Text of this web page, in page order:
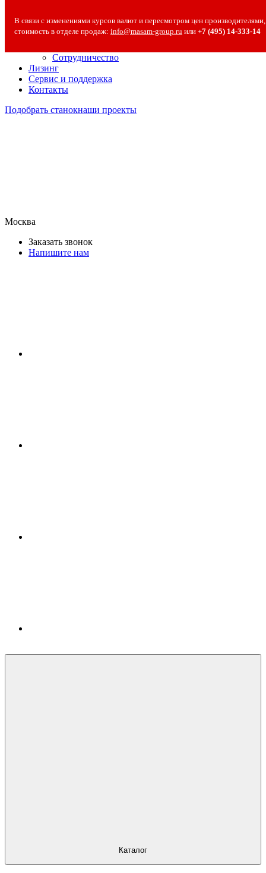
В связи с изменениями курсов валют и пересмотром цен
стоимость в отделе продаж: info@masam-group.ru или +7 (495) 14‑333‑14
О компании
Полезная информация
Сотрудничество
Лизинг
Сервис и поддержка
Контакты
Подобрать станокнаши проекты
Москва
Заказать звонок
Напишите нам
Каталог